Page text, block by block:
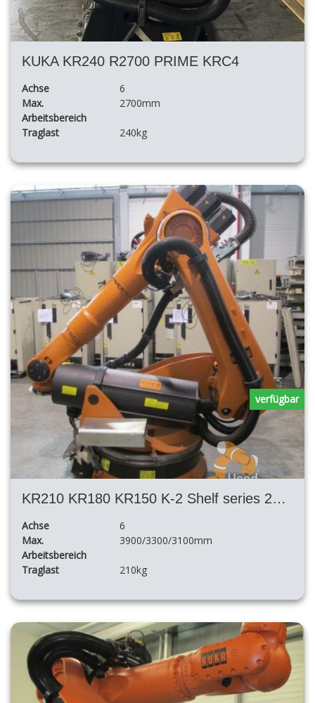
KUKA KR240 R2700 PRIME KRC4
Achse
6
Max.
Arbeitsbereich
2700mm
Traglast 240kg
KR210 KR180 KR150 K-2 Shelf series 2000
Achse
6
Max.
Arbeitsbereich
3900/3300/3100mm
Traglast 210kg
verfügbar